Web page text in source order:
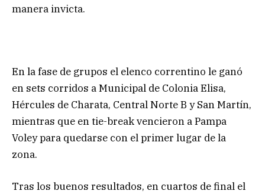
manera invicta.
En la fase de grupos el elenco correntino le ganó
en sets corridos a Municipal de Colonia Elisa,
Hércules de Charata, Central Norte B y San Martín,
mientras que en tie-break vencieron a Pampa
Voley para quedarse con el primer lugar de la
zona.
Tras los buenos resultados, en cuartos de final el